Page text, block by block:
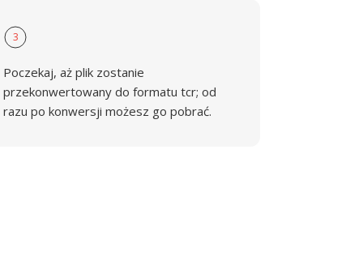
3
Poczekaj, aż plik zostanie
przekonwertowany do formatu tcr; od
razu po konwersji możesz go pobrać.